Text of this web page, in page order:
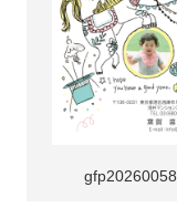
gfp20260058